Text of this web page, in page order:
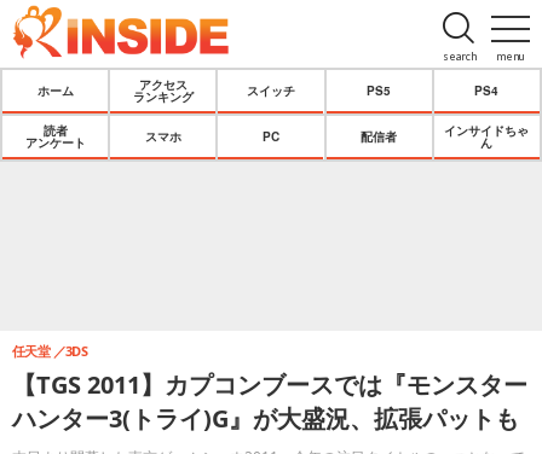
menu
search
ホーム
アクセス
ランキング
スイッチ PS5 PS4
読者
アンケート
スマホ PC 配信者
インサイドちゃ
ん
【TGS 2011】カプコンブースでは『モンスター
ハンター3(トライ)G』が大盛況、拡張パットも
任天堂 3DS